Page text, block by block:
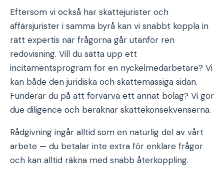
Eftersom vi också har skattejurister och
affärsjurister i samma byrå kan vi snabbt koppla in
rätt expertis när frågorna går utanför ren
redovisning. Vill du sätta upp ett
incitamentsprogram för en nyckelmedarbetare? Vi
kan både den juridiska och skattemässiga sidan.
Funderar du på att förvärva ett annat bolag? Vi gör
due diligence och beräknar skattekonsekvenserna.
Rådgivning ingår alltid som en naturlig del av vårt
arbete — du betalar inte extra för enklare frågor
och kan alltid räkna med snabb återkoppling.